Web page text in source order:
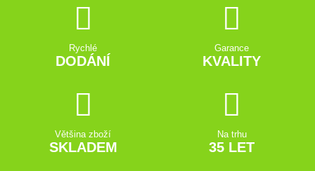
Rychlé
DODÁNÍ
Garance
KVALITY
Většina zboží
SKLADEM
Na trhu
35 LET